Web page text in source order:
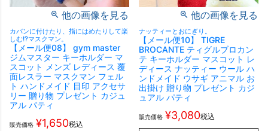
他の画像を見る
カバンに付けたり、指にはめたりして楽
しむ!?マスクマン。
【メール便08】 gym master
ジムマスター キーホルダー マ
スコット メンズ レディース 覆
面レスラー マスクマン フェル
ト ハンドメイド 目印 アクセサ
リー 贈り物 プレゼント カジュ
アル パティ
販売価格 ¥1,650税込
他の画像を見る
ナッティーとおにぎり。
【メール便10】 TIGRE
BROCANTE ティグルブロカン
テ キーホルダー マスコット レ
ディース ナッティー ウール ハ
ンドメイド ウサギ アニマル お
出掛け 贈り物 プレゼント カジ
ュアル パティ
販売価格 ¥3,080税込